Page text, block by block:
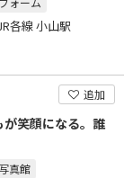
各線 小山駅
追加
が笑顔になる。誰
写真館